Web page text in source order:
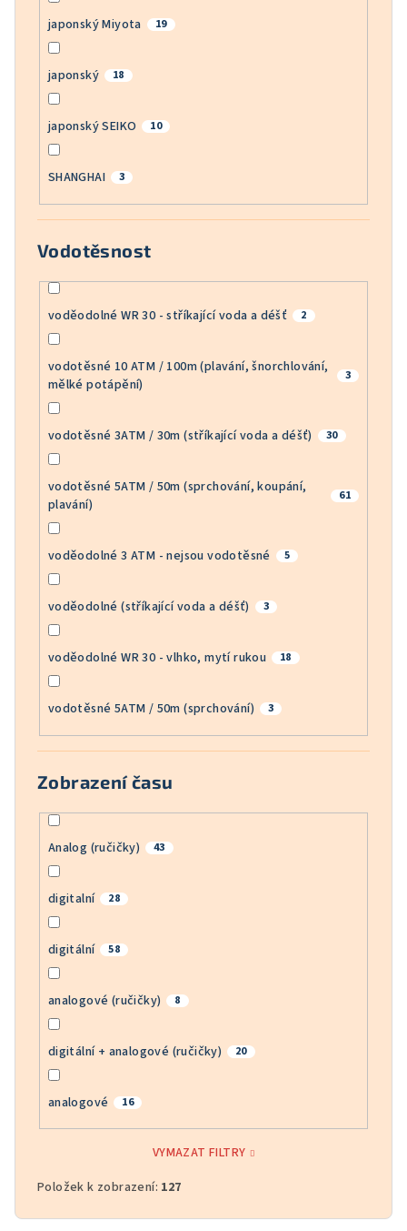
japonský Miyota 19
japonský 18
japonský SEIKO 10
SHANGHAI 3
Vodotěsnost
voděodolné WR 30 - stříkající voda a déšť 2
vodotěsné 10 ATM / 100m (plavání, šnorchlování,
mělké potápění)
3
vodotěsné 3ATM / 30m (stříkající voda a déšť) 30
vodotěsné 5ATM / 50m (sprchování, koupání,
plavání)
61
voděodolné 3 ATM - nejsou vodotěsné 5
voděodolné (stříkající voda a déšť) 3
voděodolné WR 30 - vlhko, mytí rukou 18
vodotěsné 5ATM / 50m (sprchování) 3
Zobrazení času
Analog (ručičky) 43
digitalní 28
digitální 58
analogové (ručičky) 8
digitální + analogové (ručičky) 20
analogové 16
VYMAZAT FILTRY
Položek k zobrazení: 127